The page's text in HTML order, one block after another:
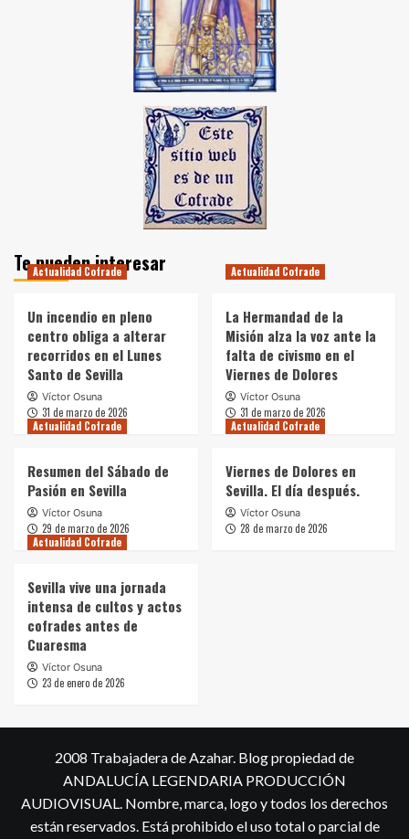
Te pueden interesar
Actualidad Cofrade
Un incendio en pleno
centro obliga a alterar
recorridos en el Lunes
Santo de Sevilla
Víctor Osuna
31 de marzo de 2026
Actualidad Cofrade
La Hermandad de la
Misión alza la voz ante la
falta de civismo en el
Viernes de Dolores
Víctor Osuna
31 de marzo de 2026
Actualidad Cofrade
Resumen del Sábado de
Pasión en Sevilla
Víctor Osuna
29 de marzo de 2026
Actualidad Cofrade
Viernes de Dolores en
Sevilla. El día después.
Víctor Osuna
28 de marzo de 2026
Actualidad Cofrade
Sevilla vive una jornada
intensa de cultos y actos
cofrades antes de
Cuaresma
Víctor Osuna
23 de enero de 2026
2008 Trabajadera de Azahar. Blog propiedad de
ANDALUCÍA LEGENDARIA PRODUCCIÓN
AUDIOVISUAL. Nombre, marca, logo y todos los derechos
están reservados. Está prohibido el uso total o parcial de